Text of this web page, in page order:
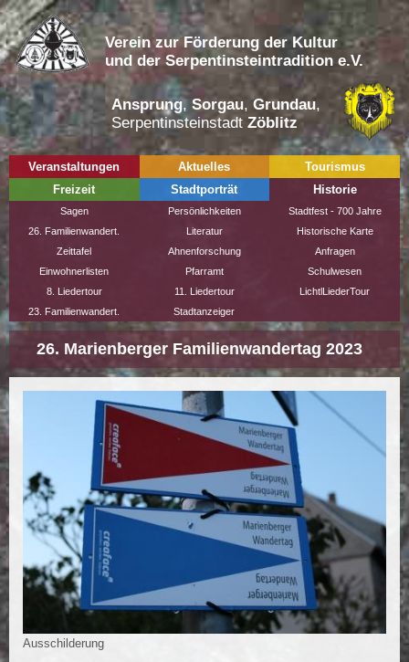
Verein zur Förderung der Kultur
und der Serpentinsteintradition e.V.
Ansprung, Sorgau,Grundau,
Serpentinsteinstadt Zöblitz
Veranstaltungen Aktuelles
Tourismus
Freizeit
Stadtporträt Historie
Sagen Persönlichkeiten
Stadtfest - 700 Jahre
26. Familienwandert.
Literatur
Historische Karte
Zeittafel
Ahnenforschung
Anfragen
Einwohnerlisten
Pfarramt
Schulwesen
8. Liedertour
11. Liedertour
LichtlLiederTour
23. Familienwandert.
Stadtanzeiger
26. Marienberger Familienwandertag 2023
Ausschilderung